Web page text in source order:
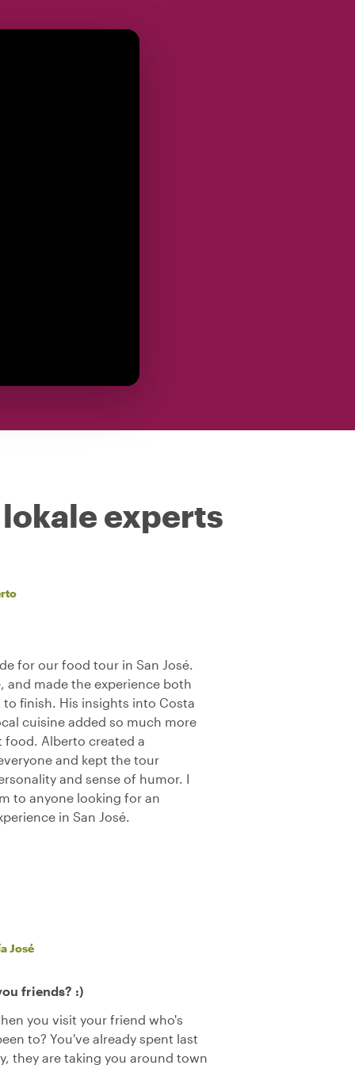
experts
for our food tour in San José.
and made the experience both
finish. His insights into Costa
cuisine added so much more
Alberto created a
and kept the tour
and sense of humor. I
to anyone looking for an
in San José.
José
friends? :)
you visit your friend who's
to? You've already spent last
they are taking you around town